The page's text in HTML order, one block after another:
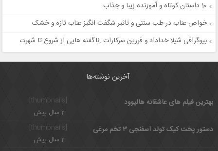
10 داستان کوتاه و آموزنده زیبا و جذاب
خواص عناب در طب سنتی و تاثیر شگفت انگیز عناب تازه و خشک
بیوگرافی شیلا خداداد و فرزین سرکارات :ناگفته هایی از شروع تا شهرت
آخرین نوشته‌ها
بهترین فیلم های عاشقانه هالیوود
2 سال پیش
[thumbnails]
دستور پخت کیک تولد اسفنجی ۳ تخم مرغی
2 سال پیش